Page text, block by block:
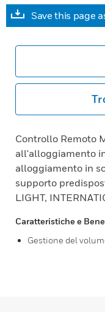
Save this page
Controllo Remoto
all'alloggiamento
alloggiamento in
supporto
LIGHT,
Caratteristiche e
Gestione del